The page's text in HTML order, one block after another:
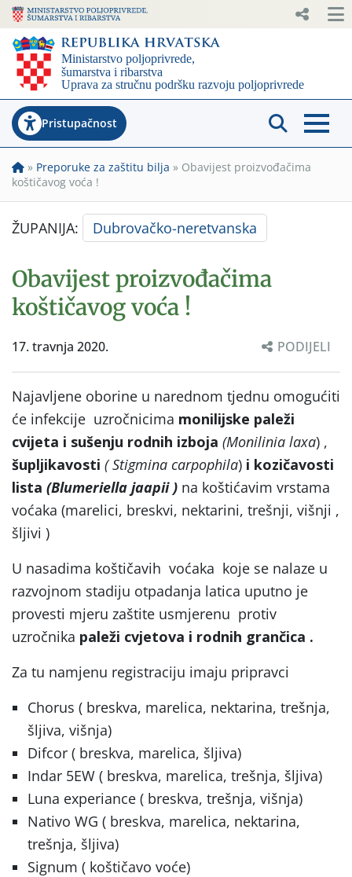
Pristupačnost
» Preporuke za zaštitu bilja » Obavijest proizvođačima
koštičavog voća !
ŽUPANIJA: Dubrovačko-neretvanska
Obavijest proizvođačima
koštičavog voća !
17. travnja 2020. PODIJELI
Najavljene oborine u narednom tjednu omogućiti
će infekcije uzročnicima monilijske paleži
cvijeta i sušenju rodnih izboja (Monilinia laxa) ,
šupljikavosti ( Stigmina carpophila) i kozičavosti
lista (Blumeriella jaapii ) na koštićavim vrstama
voćaka (marelici, breskvi, nektarini, trešnji, višnji ,
šljivi )
U nasadima koštičavih voćaka koje se nalaze u
razvojnom stadiju otpadanja latica uputno je
provesti mjeru zaštite usmjerenu protiv
uzročnika paleži cvjetova i rodnih grančica .
Za tu namjenu registraciju imaju pripravci
Chorus ( breskva, marelica, nektarina, trešnja,
šljiva, višnja)
Difcor ( breskva, marelica, šljiva)
Indar 5EW ( breskva, marelica, trešnja, šljiva)
Luna experiance ( breskva, trešnja, višnja)
Nativo WG ( breskva, marelica, nektarina,
trešnja, šljiva)
Signum ( koštičavo voće)